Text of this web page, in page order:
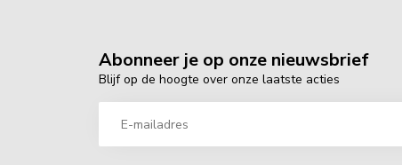
Abonneer je op onze nieuwsbrief
Blijf op de hoogte over onze laatste acties